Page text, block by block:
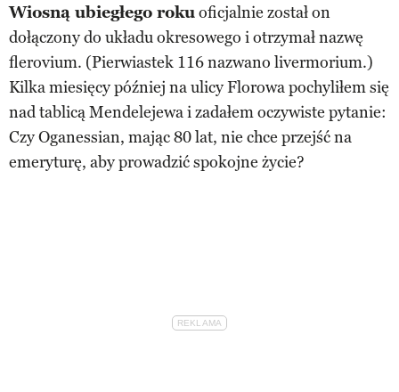
Wiosną ubiegłego rokuoficjalnie został on
dołączony do układu okresowego i otrzymał nazwę
flerovium. (Pierwiastek 116 nazwano livermorium.)
Kilka miesięcy później na ulicy Florowa pochyliłem się
nad tablicą Mendelejewa i zadałem oczywiste pytanie:
Czy Oganessian, mając 80 lat, nie chce przejść na
emeryturę, aby prowadzić spokojne życie?